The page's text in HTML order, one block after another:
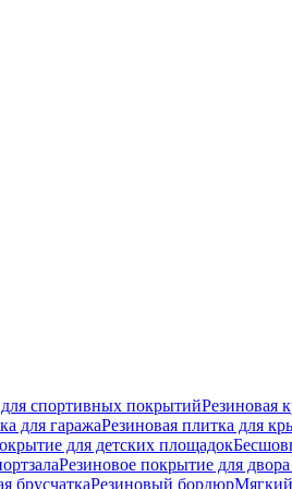
спортивных покрытийРезиновая
для гаражаРезиновая плитка для
для детских площадок
Резиновое покрытие для
брусчаткаРезиновый бордюрМягкий